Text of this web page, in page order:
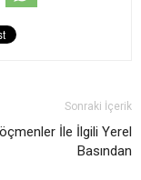
Sonraki İçerik
İle İlgili Yerel
Basından